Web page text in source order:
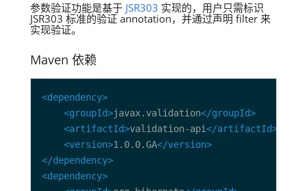
参数验证功能是基于 JSR303 实现的，用户只需标识
JSR303 标准的验证 annotation，并通过声明 filter 来
实现验证。
Maven 依赖
<dependency>
<groupId>javax.validation</groupId>
<artifactId>validation-api</artifactId>
<version>1.0.0.GA</version>
</dependency>
<dependency>